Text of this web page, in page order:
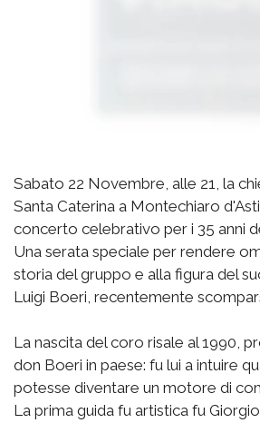
Sabato 22 Novembre, alle 21, la
Santa Caterina a Montechiaro
concerto celebrativo per i 35 anni
Una serata speciale per rendere
storia del gruppo e alla figura del
Luigi Boeri, recentemente
La nascita del coro risale al 1990,
don Boeri in paese: fu lui a intuire
potesse diventare un motore di
La prima guida fu artistica fu